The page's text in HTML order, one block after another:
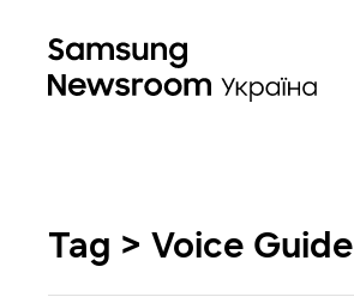
Tag > Voice Guide